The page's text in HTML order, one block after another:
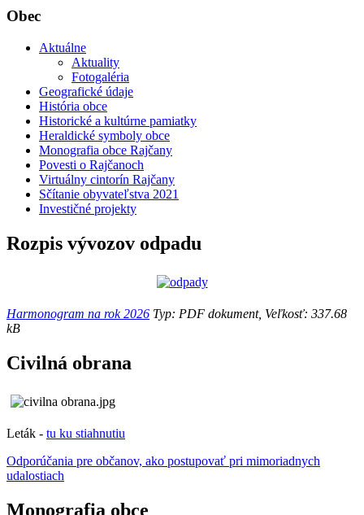
Obec
Aktuálne
Aktuality
Fotogaléria
Geografické údaje
História obce
Historické a kultúrne pamiatky
Heraldické symboly obce
Monografia obce Rajčany
Povesti o Rajčanoch
Virtuálny cintorín Rajčany
Sčítanie obyvateľstva 2021
Investičné projekty
Rozpis vývozov odpadu
Harmonogram na rok 2026 Typ: PDF dokument, Veľkosť: 337.68
kB
Civilná obrana
Leták - tu ku stiahnutiu
Odporúčania pre občanov, ako postupovať pri mimoriadnych
udalostiach
Monografia obce